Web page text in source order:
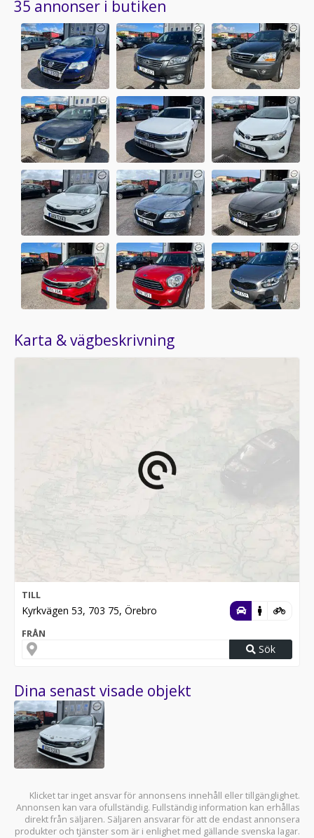
35 annonser i butiken
Karta & vägbeskrivning
TILL
Kyrkvägen 53, 703 75, Örebro
FRÅN
Sök
Dina senast visade objekt
Klicket tar inget ansvar för annonsens innehåll eller tillgänglighet.
Annonsen kan vara ofullständig. Fullständig information kan erhållas
direkt från säljaren. Säljaren ansvarar för att de endast annonsera
produkter och tjänster som är i enlighet med gällande svenska lagar.